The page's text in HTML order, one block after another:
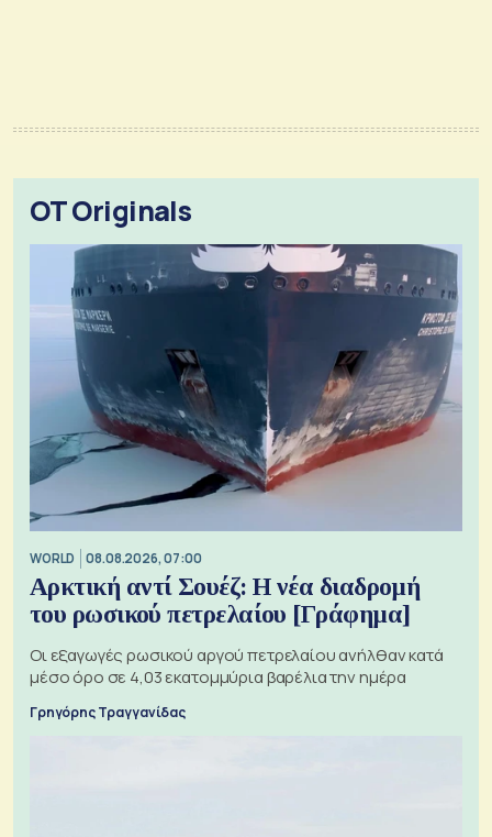
OT Originals
WORLD 08.08.2026, 07:00
Αρκτική αντί Σουέζ: Η νέα διαδρομή
του ρωσικού πετρελαίου [Γράφημα]
Οι εξαγωγές ρωσικού αργού πετρελαίου ανήλθαν κατά
μέσο όρο σε 4,03 εκατομμύρια βαρέλια την ημέρα
Γρηγόρης Τραγγανίδας